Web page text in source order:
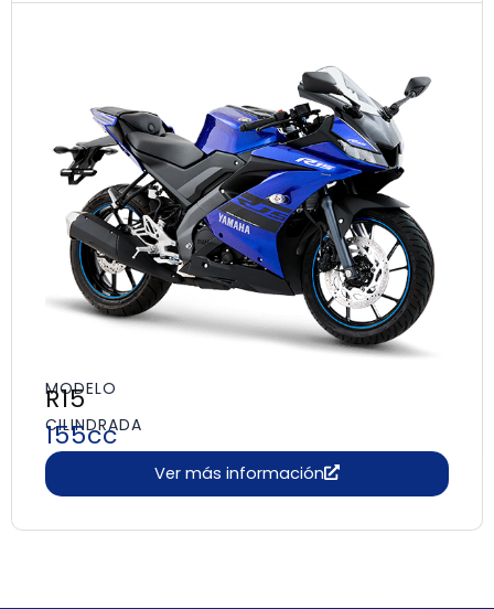
MODELO
R15
CILINDRADA
155cc
Ver más información